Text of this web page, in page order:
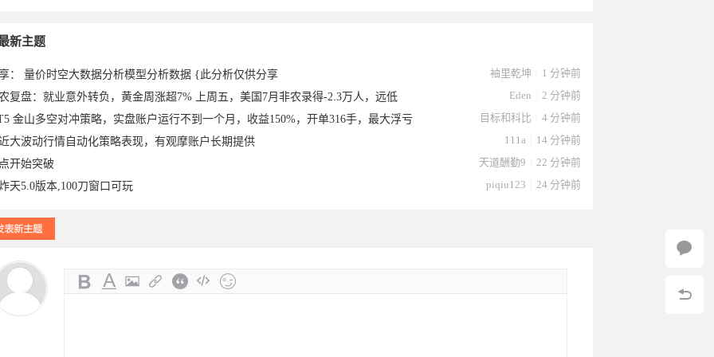
26
2023-06-
20 20 06-20
新主题
： 量价时空大数据分析模型分析数据 {此分析仅供分享 1 分钟前
袖里乾坤
复盘：就业意外转负，黄金周涨超7% 上周五，美国7月非农录得-2.3万人，远低
2 分钟前
Eden
金山多空对冲策略，实盘账户运行不到一个月，收益150%，开单316手，最大浮亏
4 分钟前
目标和科比
大波动行情自动化策略表现，有观摩账户长期提供
14 分钟前
111a
开始突破
22 分钟前
天道酬勤9
天5.0版本,100刀窗口可玩
24 分钟前
piqiu123